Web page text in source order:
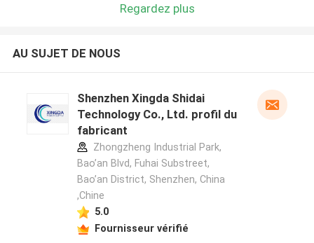
Regardez plus
AU SUJET DE NOUS
Shenzhen Xingda Shidai
Technology Co., Ltd. profil du
fabricant
Zhongzheng Industrial Park,
Bao’an Blvd, Fuhai Substreet,
Bao’an District, Shenzhen, China
,Chine
5.0
Fournisseur vérifié